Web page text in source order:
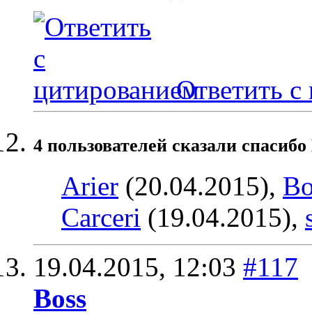
Ответить с
4 пользователей сказали
Arier (20.04.2015),
Carceri (19.04.2015),
19.04.2015, 12:03 #117
Boss